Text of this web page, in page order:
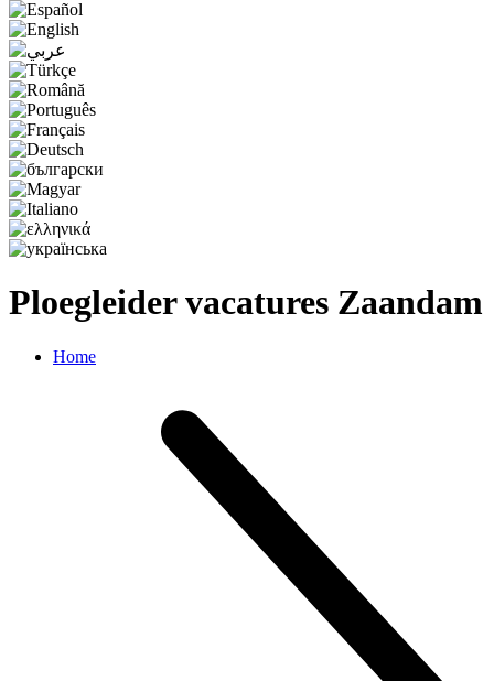
Ploegleider vacatures Zaandam
Home